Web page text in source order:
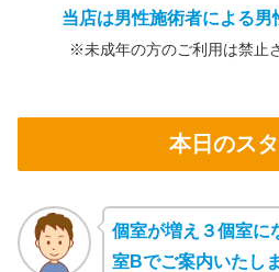
当店は男性施術者による男
※未成年の方のご利用は禁止
本日のス
個室が増え３個室に
室Bでご案内いたし